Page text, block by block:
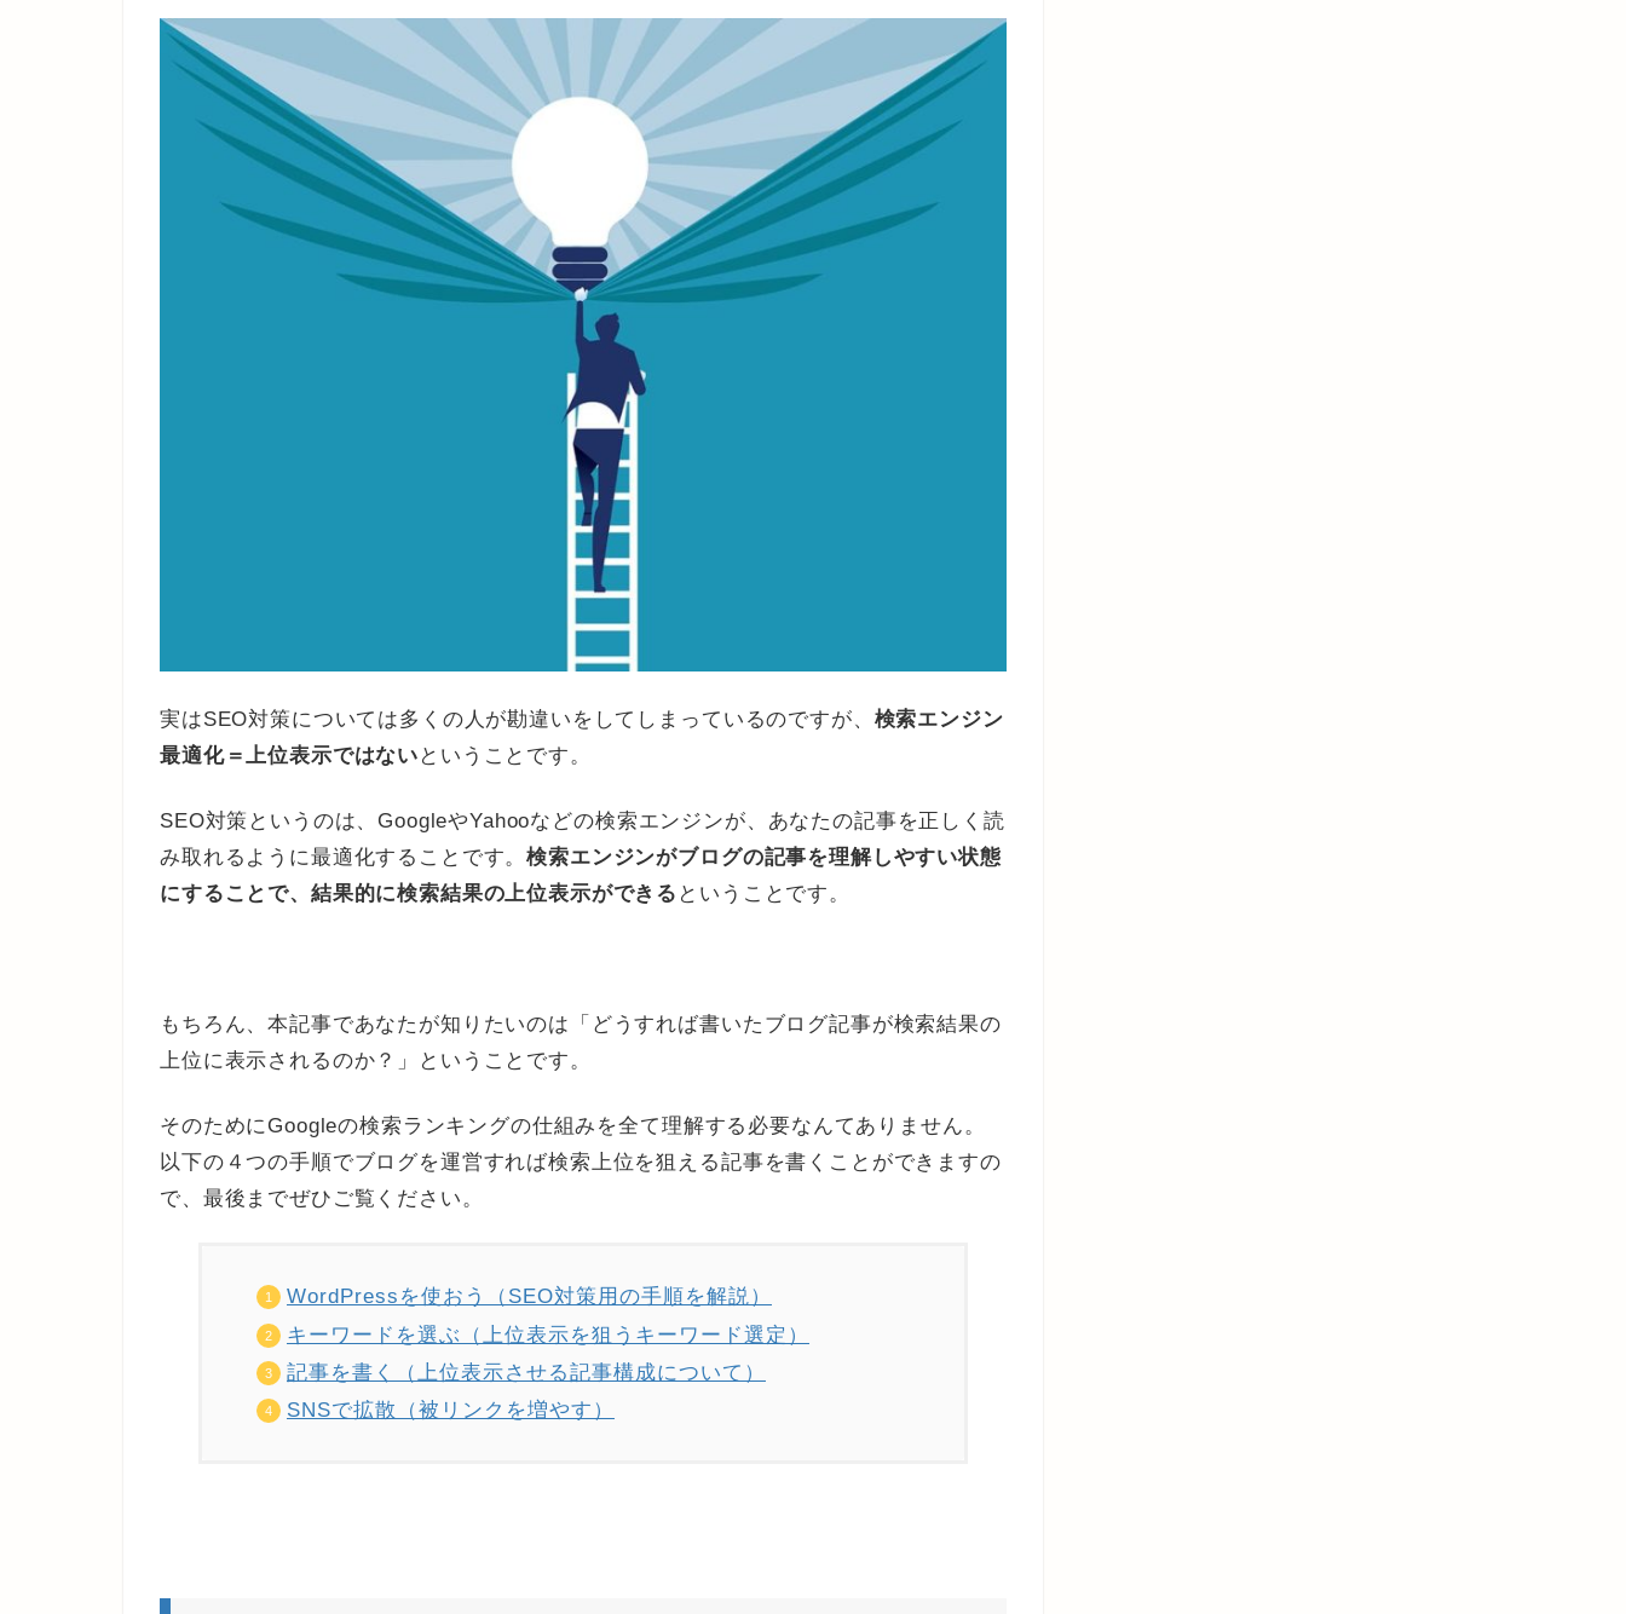
実はSEO対策については多くの人が勘違いをしてしまっているのですが、 検索エンジン
最適化＝上位表示ではない ということです。
SEO対策というのは、GoogleやYahooなどの検索エンジンが、あなたの記事を正しく読
み取れるように最適化することです。検索エンジンがブログの記事を理解しやすい状態
にすることで、結果的に検索結果の上位表示ができる ということです。
もちろん、本記事であなたが知りたいのは「どうすれば書いたブログ記事が検索結果の
上位に表示されるのか？」ということです。
そのためにGoogleの検索ランキングの仕組みを全て理解する必要なんてありません。
以下の４つの手順でブログを運営すれば検索上位を狙える記事を書くことができますの
で、最後までぜひご覧ください。
WordPressを使おう（SEO対策用の手順を解説）
キーワードを選ぶ（上位表示を狙うキーワード選定）
記事を書く（上位表示させる記事構成について）
SNSで拡散（被リンクを増やす）